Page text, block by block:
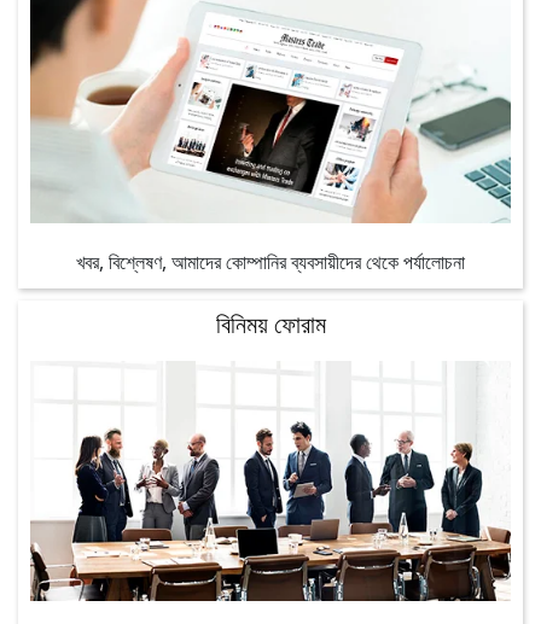
খবর, বিশ্লেষণ, আমাদের কোম্পানির ব্যবসায়ীদের থেকে পর্যালোচনা
বিনিময় ফোরাম